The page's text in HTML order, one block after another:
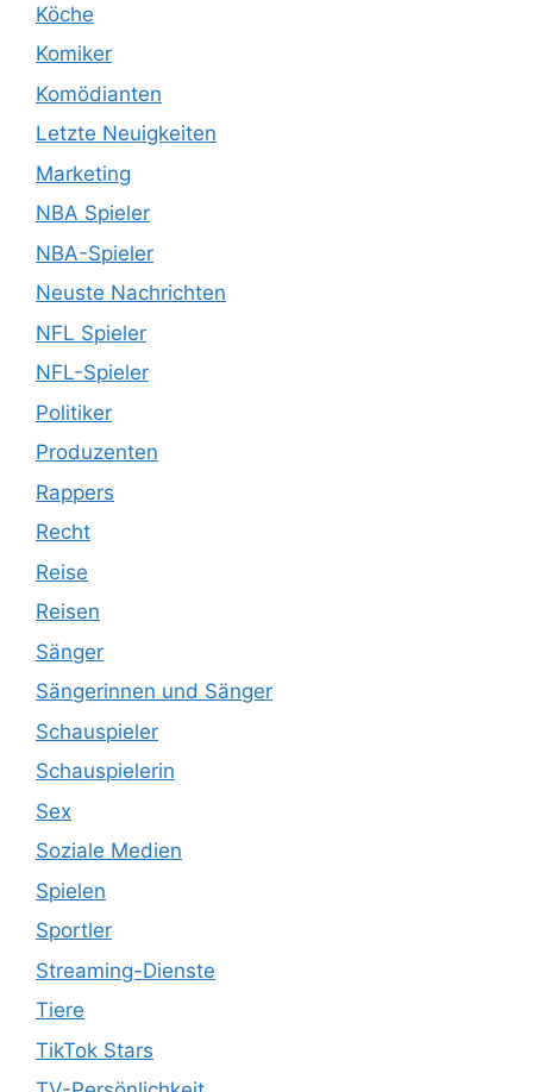
Köche
Komiker
Komödianten
Letzte Neuigkeiten
Marketing
NBA Spieler
NBA-Spieler
Neuste Nachrichten
NFL Spieler
NFL-Spieler
Politiker
Produzenten
Rappers
Recht
Reise
Reisen
Sänger
Sängerinnen und Sänger
Schauspieler
Schauspielerin
Sex
Soziale Medien
Spielen
Sportler
Streaming-Dienste
Tiere
TikTok Stars